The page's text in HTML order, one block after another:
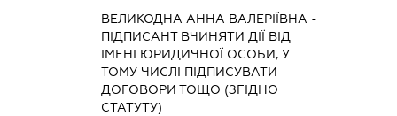
ВЕЛИКОДНА АННА ВАЛЕРІЇВНА -
ПІДПИСАНТВЧИНЯТИ ДІЇ ВІД
ІМЕНІ ЮРИДИЧНОЇ ОСОБИ, У
ТОМУ ЧИСЛІ ПІДПИСУВАТИ
ДОГОВОРИ ТОЩО (ЗГІДНО
СТАТУТУ)